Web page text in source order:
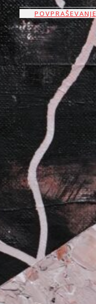
POVPRAŠEVANJE